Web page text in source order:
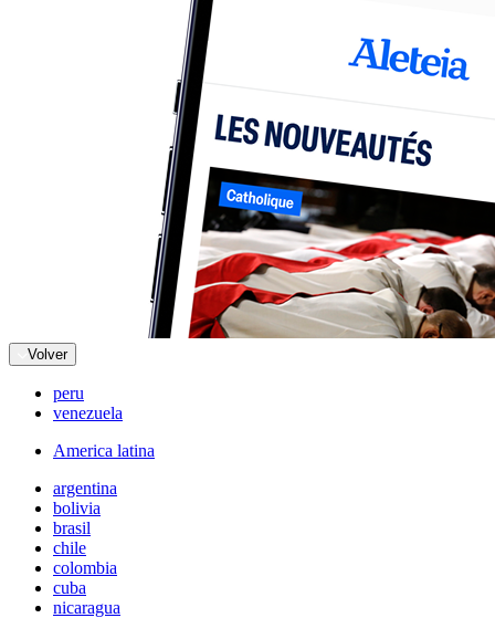
Volver
peru
venezuela
America latina
argentina
bolivia
brasil
chile
colombia
cuba
nicaragua